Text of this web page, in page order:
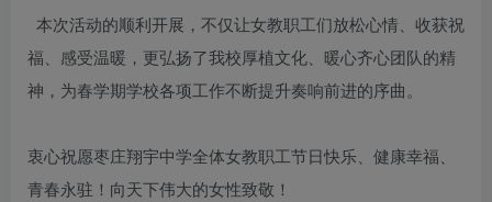
本次活动的顺利开展，不仅让女教职工们放松心情、收获祝
福、感受温暖，更弘扬了我校厚植文化、暖心齐心团队的精
神，为春学期学校各项工作不断提升奏响前进的序曲。
衷心祝愿枣庄翔宇中学全体女教职工节日快乐、健康幸福、
青春永驻！ 向天下伟大的女性致敬！